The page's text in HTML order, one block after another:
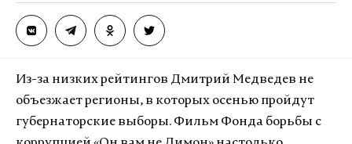
Семья российских бизнесменов фигурирует в
скандале с участием президента США, который
развернулся 11 июля 2017 года, когда сын
Из-за низких рейтингов Дмитрий Медведев не
объезжает регионы, в которых осенью пройдут
губернаторские выборы. Фильм Фонда борьбы с